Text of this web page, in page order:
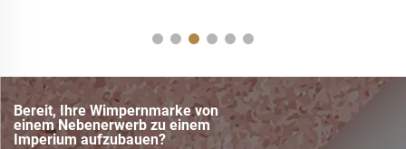
Bereit, Ihre Wimpernmarke von
einem Nebenerwerb zu einem
Imperium aufzubauen?